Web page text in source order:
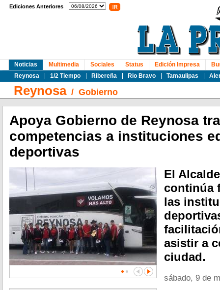
Ediciones Anteriores
Noticias
Reynosa
1/2 Tiempo Ribereña Rio Bravo Tamaulipas
Multimedia Sociales Status Edición Impresa
Reynosa/ Gobierno
Apoya Gobierno de Reynosa
competencias a instituciones
deportivas
El
continúa
las
asistir a
ciudad.
sábado, 9 de